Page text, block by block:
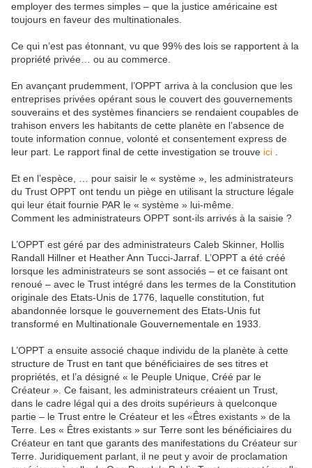
employer des termes simples – que la justice américaine est
toujours en faveur des multinationales.
Ce qui n’est pas étonnant, vu que 99% des lois se rapportent à la
propriété privée… ou au commerce.
En avançant prudemment, l’OPPT arriva à la conclusion que les
entreprises privées opérant sous le couvert des gouvernements
souverains et des systèmes financiers se rendaient coupables de
trahison envers les habitants de cette planète en l’absence de
toute information connue, volonté et consentement express de
leur part. Le rapport final de cette investigation se trouve ici .
Et en l’espèce, … pour saisir le « système », les administrateurs
du Trust OPPT ont tendu un piège en utilisant la structure légale
qui leur était fournie PAR le « système » lui-même.
Comment les administrateurs OPPT sont-ils arrivés à la saisie ?
L’OPPT est géré par des administrateurs Caleb Skinner, Hollis
Randall Hillner et Heather Ann Tucci-Jarraf. L’OPPT a été créé
lorsque les administrateurs se sont associés – et ce faisant ont
renoué – avec le Trust intégré dans les termes de la Constitution
originale des Etats-Unis de 1776, laquelle constitution, fut
abandonnée lorsque le gouvernement des Etats-Unis fut
transformé en Multinationale Gouvernementale en 1933.
L’OPPT a ensuite associé chaque individu de la planète à cette
structure de Trust en tant que bénéficiaires de ses titres et
propriétés, et l’a désigné « le Peuple Unique, Créé par le
Créateur ». Ce faisant, les administrateurs créaient un Trust,
dans le cadre légal qui a des droits supérieurs à quelconque
partie – le Trust entre le Créateur et les «Êtres existants » de la
Terre. Les « Êtres existants » sur Terre sont les bénéficiaires du
Créateur en tant que garants des manifestations du Créateur sur
Terre. Juridiquement parlant, il ne peut y avoir de proclamation